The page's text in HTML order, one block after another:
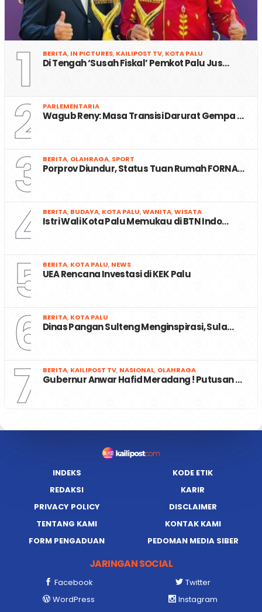
1 BERITA, IN PICTURES, KAILIPOST TV, KOTA PALU
Di Tengah ‘Susah Fiskal’ Pemkot Palu Jus…
2 PARLEMENTARIA
Wagub Reny: Masa Transisi Darurat Gempa …
3 BERITA, OLAHRAGA, SPORT
Porprov Diundur, Status Tuan Rumah FORNA…
4 BERITA, BUDAYA, KOTA PALU,WANITA,WISATA
Istri Wali Kota Palu Memukau di BTN Indo…
5 BERITA, KOTA PALU, NEWS
UEA Rencana Investasi di KEK Palu
6 BERITA, KOTA PALU
Dinas Pangan Sulteng Menginspirasi, Sula…
7 BERITA, KAILIPOST TV, NASIONAL, OLAHRAGA
Gubernur Anwar Hafid Meradang ! Putusan …
INDEKS
KODE ETIK
REDAKSI
KARIR
PRIVACY POLICY
DISCLAIMER
TENTANG KAMI
KONTAK KAMI
FORM PENGADUAN
PEDOMAN MEDIA SIBER
JARINGAN SOCIAL
Facebook
Twitter
WordPress
Instagram